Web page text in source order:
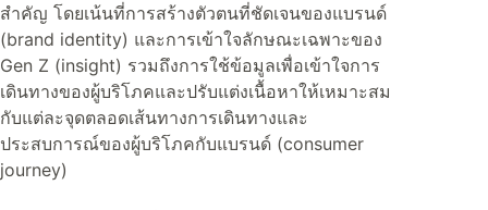
สำคัญ โดยเน้นที่การสร้างตัวตนที่ชัดเจนของแบรนด์
(brand identity) และการเข้าใจลักษณะเฉพาะของ
Gen Z (insight) รวมถึงการใช้ข้อมูลเพื่อเข้าใจการ
เดินทางของผู้บริโภคและปรับแต่งเนื้อหาให้เหมาะสม
กับแต่ละจุดตลอดเส้นทางการเดินทางและ
ประสบการณ์ของผู้บริโภคกับแบรนด์ (consumer
journey)